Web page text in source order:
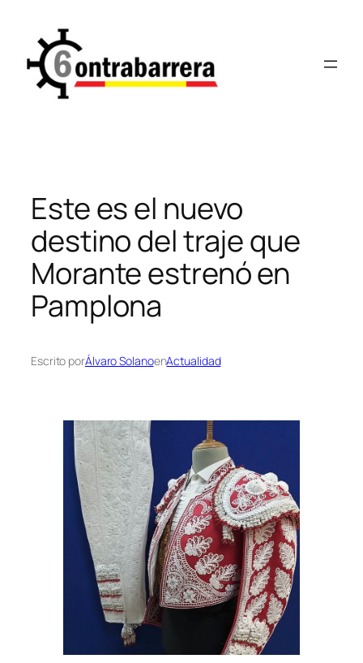
contenido
Este es el nuevo
destino del traje que
Morante estrenó en
Pamplona
Escrito porÁlvaro SolanoenActualidad